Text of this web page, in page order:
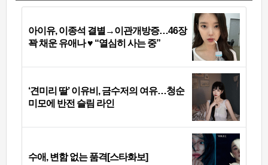
아이유, 이종석 결별→이관개방증…46장
꽉 채운 유애나 ♥ “열심히 사는 중”
‘견미리 딸’ 이유비, 금수저의 여유…청순
미모에 반전 슬림 라인
수애, 변함 없는 품격[스타화보]